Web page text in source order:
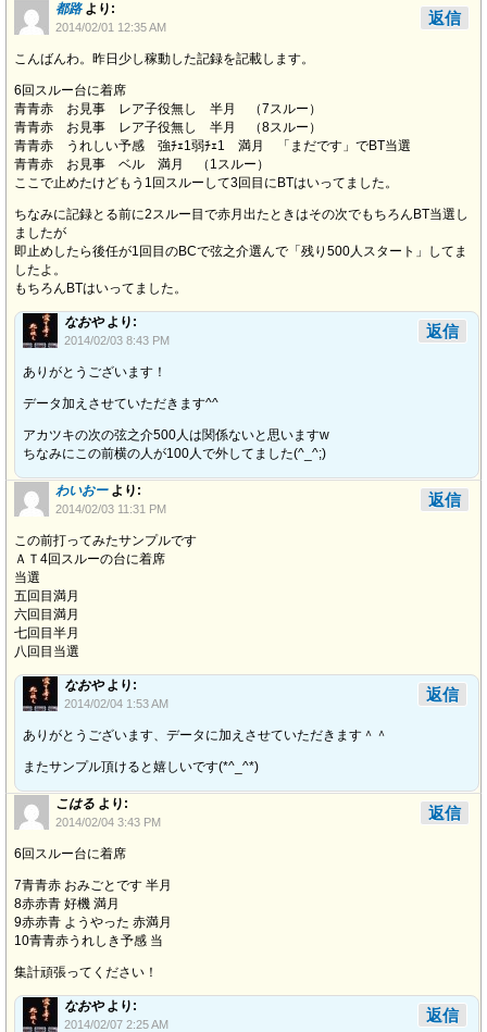
都路 より:
2014/02/01 12:35 AM
こんばんわ。昨日少し稼動した記録を記載します。
6回スルー台に着席
青青赤 お見事 レア子役無し 半月 （7スルー）
青青赤 お見事 レア子役無し 半月 （8スルー）
青青赤 うれしい予感 強ﾁｪ1弱ﾁｪ1 満月 「まだです」でBT当選
青青赤 お見事 ベル 満月 （1スルー）
ここで止めたけどもう1回スルーして3回目にBTはいってました。
ちなみに記録とる前に2スルー目で赤月出たときはその次でもちろんBT当選し
ましたが
即止めしたら後任が1回目のBCで弦之介選んで「残り500人スタート」してま
したよ。
もちろんBTはいってました。
返信
なおや より:
2014/02/03 8:43 PM
ありがとうございます！
データ加えさせていただきます^^
アカツキの次の弦之介500人は関係ないと思いますw
ちなみにこの前横の人が100人で外してました(^_^;)
返信
わいおー より:
2014/02/03 11:31 PM
この前打ってみたサンプルです
ＡＴ4回スルーの台に着席
当選
五回目満月
六回目満月
七回目半月
八回目当選
返信
なおや より:
2014/02/04 1:53 AM
ありがとうございます、データに加えさせていただきます＾＾
またサンプル頂けると嬉しいです(*^_^*)
返信
こはる より:
2014/02/04 3:43 PM
6回スルー台に着席
7青青赤 おみごとです 半月
8赤赤青 好機 満月
9赤赤青 ようやった 赤満月
10青青赤うれしき予感 当
集計頑張ってください！
返信
なおや より:
2014/02/07 2:25 AM 返信